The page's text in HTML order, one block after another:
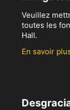
Veuillez
toutes les
Hall.
En savoir